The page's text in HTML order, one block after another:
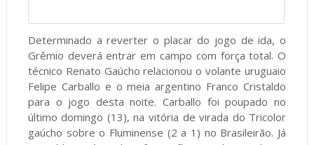
Determinado a reverter o placar do jogo de ida, o
Grêmio deverá entrar em campo com força total. O
técnico Renato Gaúcho relacionou o volante uruguaio
Felipe Carballo e o meia argentino Franco Cristaldo
para o jogo desta noite. Carballo foi poupado no
último domingo (13), na vitória de virada do Tricolor
gaúcho sobre o Fluminense (2 a 1) no Brasileirão. Já